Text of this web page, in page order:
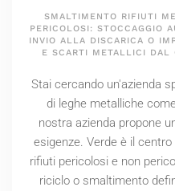
SMALTIMENTO RIFIUTI
PERICOLOSI: STOCCAGGIO
INVIO ALLA DISCARICA O
E SCARTI METALLICI DAL
Stai cercando un'azienda
di leghe metalliche
nostra azienda propone
esigenze. Verde è il
rifiuti pericolosi e non
riciclo o smaltimento